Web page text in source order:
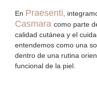
En Praesenti,
Casmara como parte
calidad cutánea y el
entendemos como una
dentro de una rutina
funcional de la piel.